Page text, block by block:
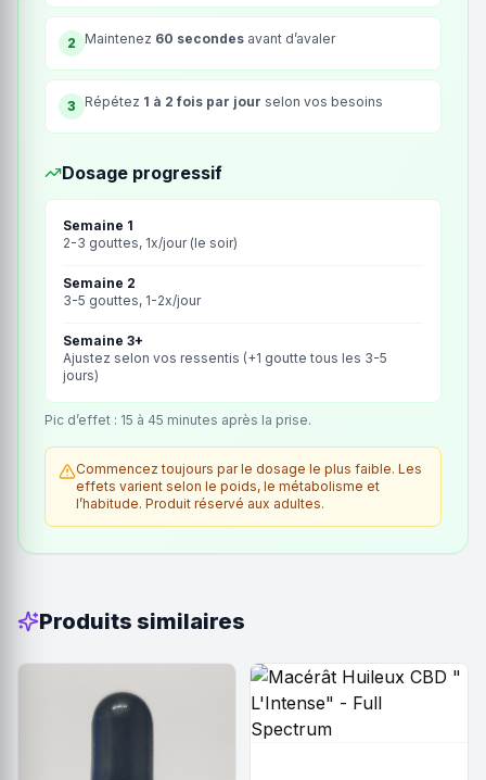
2 Maintenez 60 secondes avant d’avaler
3 Répétez 1 à 2 fois par jour selon vos besoins
Dosage progressif
Semaine 1
2-3 gouttes, 1x/jour (le soir)
Semaine 2
3-5 gouttes, 1-2x/jour
Semaine 3+
Ajustez selon vos ressentis (+1 goutte tous les 3-5
jours)
Pic d’effet : 15 à 45 minutes après la prise.
Commencez toujours par le dosage le plus faible. Les
effets varient selon le poids, le métabolisme et
l’habitude. Produit réservé aux adultes.
Produits similaires